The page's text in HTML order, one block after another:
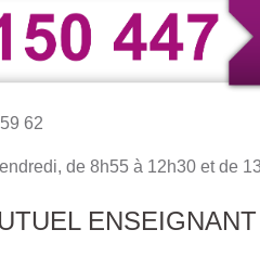
62
de 8h55 à 12h30 et de